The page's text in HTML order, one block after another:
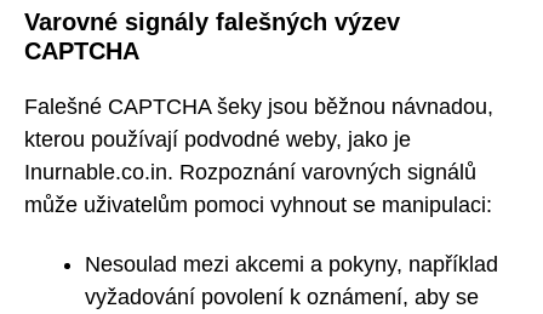
Varovné signály falešných výzev
CAPTCHA
Falešné CAPTCHA šeky jsou běžnou návnadou,
kterou používají podvodné weby, jako je
Inurnable.co.in. Rozpoznání varovných signálů
může uživatelům pomoci vyhnout se manipulaci:
Nesoulad mezi akcemi a pokyny, například
vyžadování povolení k oznámení, aby se